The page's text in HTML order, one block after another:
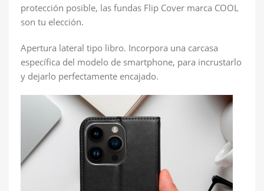
protección posible, las fundas Flip Cover marca COOL
son tu elección.
Apertura lateral tipo libro. Incorpora una carcasa
específica del modelo de smartphone, para incrustarlo
y dejarlo perfectamente encajado.